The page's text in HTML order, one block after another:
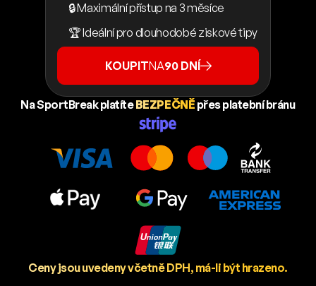
🔒 Maximální přístup na 3 měsíce
🏆 Ideální pro dlouhodobé ziskové tipy
KOUPITNA90 DNÍ
Na SportBreak platíteBEZPEČNĚ přes platební bránu
Ceny jsou uvedeny včetně DPH, má-li být hrazeno.